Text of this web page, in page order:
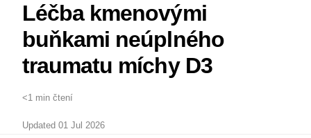
Léčba kmenovými
buňkami neúplného
traumatu míchy D3
<1 min čtení
Updated 01 Jul 2026